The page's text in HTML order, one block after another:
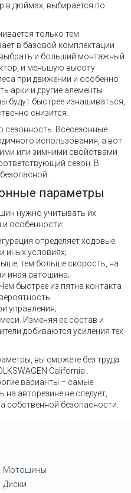
в дюймах, выбирается по
только тем
в базовой комплектации
и больший монтажный
и меньшую высоту
при движении и особенно
арки и другие элементы
будут быстрее изнашиваться,
снизится.
сезонность. Всесезонные
использования, а вот
или зимними свойствами
сезон. В
параметры
нужно учитывать их
и особенности:
определяет ходовые
иных условиях;
тем больше скорость, на
иная автошина;
быстрее из пятна контакта
управления;
Изменяя ее состав и
добиваются усиления тех
вы сможете без труда
California .
варианты – самые
авторезине не следует,
собственной безопасности.
Мотошины
Диски